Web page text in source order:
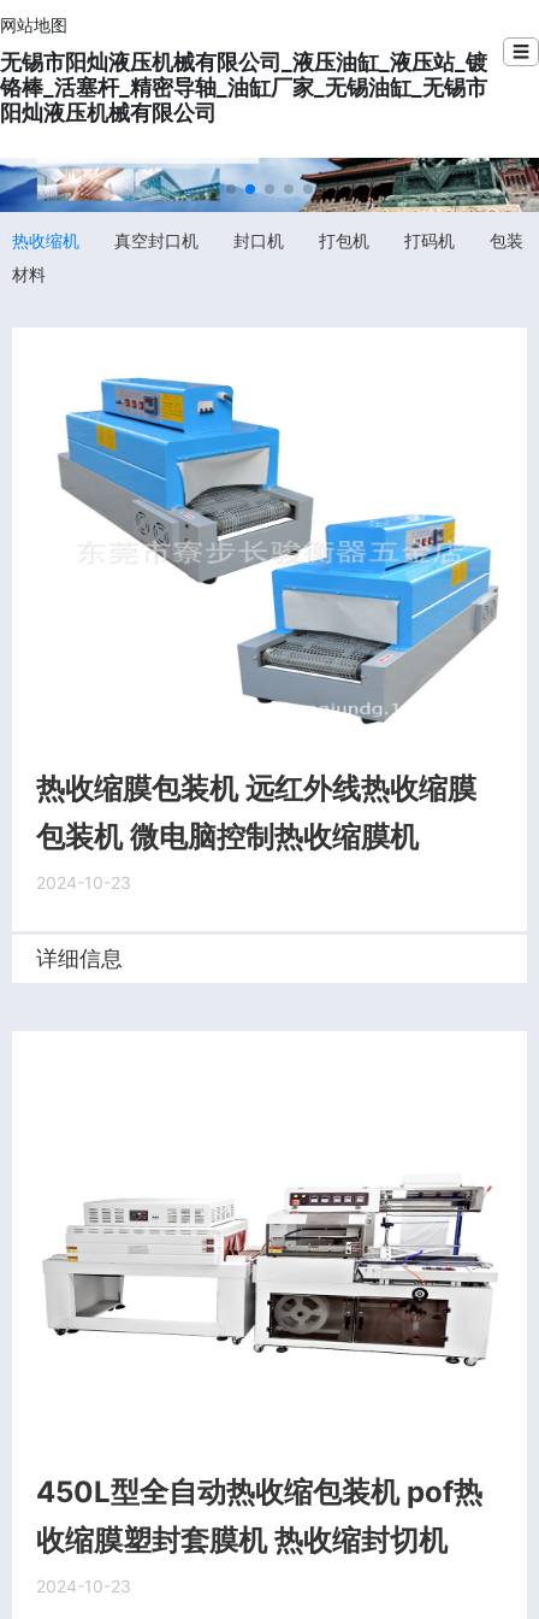
网站地图
无锡市阳灿液压机械有限公司_液压油缸_液压站_镀
铬棒_活塞杆_精密导轴_油缸厂家_无锡油缸_无锡市
阳灿液压机械有限公司
☰
热收缩机 真空封口机 封口机 打包机 打码机
包装
材料
热收缩膜包装机 远红外线热收缩膜
包装机 微电脑控制热收缩膜机
2024-10-23
详细信息
450L型全自动热收缩包装机 pof热
收缩膜塑封套膜机 热收缩封切机
2024-10-23